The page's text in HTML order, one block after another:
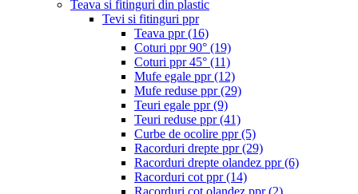
Teava si fitinguri din plastic
Tevi si fitinguri ppr
Teava ppr(16)
Coturi ppr 90° (19)
Coturi ppr 45° (11)
Mufe egale ppr(12)
Mufe reduse ppr(29)
Teuri egale ppr(9)
Teuri reduse ppr(41)
Curbe de ocolire ppr(5)
Racorduri drepte ppr(29)
Racorduri drepte olandez ppr(6)
Racorduri cot ppr(14)
Racorduri cot olandez ppr(2)